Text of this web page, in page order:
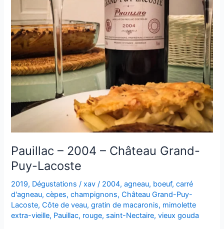
Pauillac – 2004 – Château Grand-
Puy-Lacoste
2019, Dégustations /xav/ 2004,agneau, boeuf,carré
d'agneau,cèpes,champignons,Château Grand-Puy-
Lacoste,Côte de veau,gratin de macaronis, mimolette
extra-vieille, Pauillac, rouge, saint-Nectaire,vieux gouda